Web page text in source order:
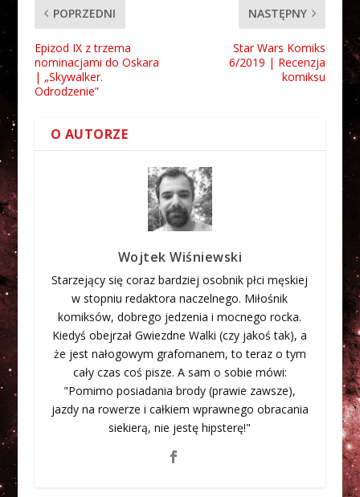
POPRZEDNI
Epizod IX z trzema
nominacjami do Oskara
| „Skywalker.
Odrodzenie”
NASTĘPNY
Star Wars Komiks
6/2019 | Recenzja
komiksu
O AUTORZE
Wojtek Wiśniewski
Starzejący się coraz bardziej osobnik płci męskiej
w stopniu redaktora naczelnego. Miłośnik
komiksów, dobrego jedzenia i mocnego rocka.
Kiedyś obejrzał Gwiezdne Walki (czy jakoś tak), a
że jest nałogowym grafomanem, to teraz o tym
cały czas coś pisze. A sam o sobie mówi:
"Pomimo posiadania brody (prawie zawsze),
jazdy na rowerze i całkiem wprawnego obracania
siekierą, nie jestę hipsterę!"